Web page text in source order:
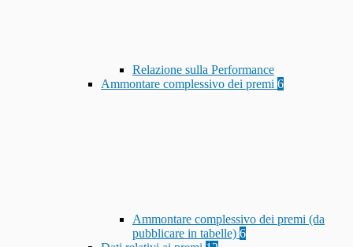
Relazione sulla Performance
Ammontare complessivo dei premi 6
Ammontare complessivo dei premi (da
pubblicare in tabelle) 6